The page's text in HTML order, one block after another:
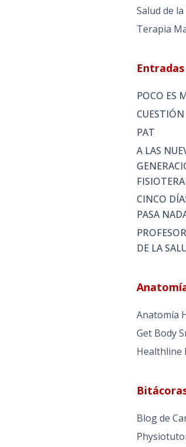
Salud de
Terapia
POCO ES
PAT
A LAS
CINCO
PASA
DE LA
Anatomía
Get Body
Healthline
Blog de